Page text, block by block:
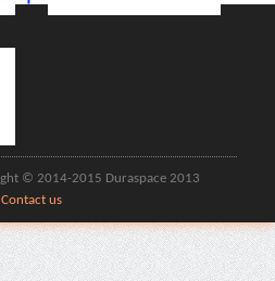
© 2014-2015 Duraspace 2013
Contact us